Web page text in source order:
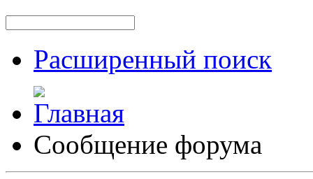
Расширенный поиск
Сообщение форума